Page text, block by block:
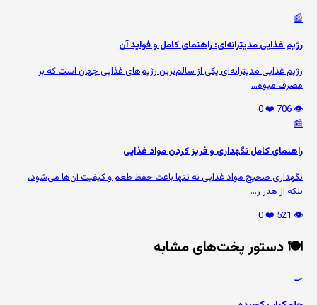
📰
رژیم غذایی مدیترانه‌ای: راهنمای کامل و فواید آن
رژیم غذایی مدیترانه‌ای یکی از سالم‌ترین رژیم‌های غذایی جهان است که بر
مصرف میوه‌...
👁️ 706
❤️ 0
📰
راهنمای کامل نگهداری و فریز کردن مواد غذایی
نگهداری صحیح مواد غذایی نه تنها باعث حفظ طعم و کیفیت آن‌ها می‌شود،
بلکه از هدر ر...
👁️ 521
❤️ 0
🍽️ دستور پخت‌های مشابه
🍳